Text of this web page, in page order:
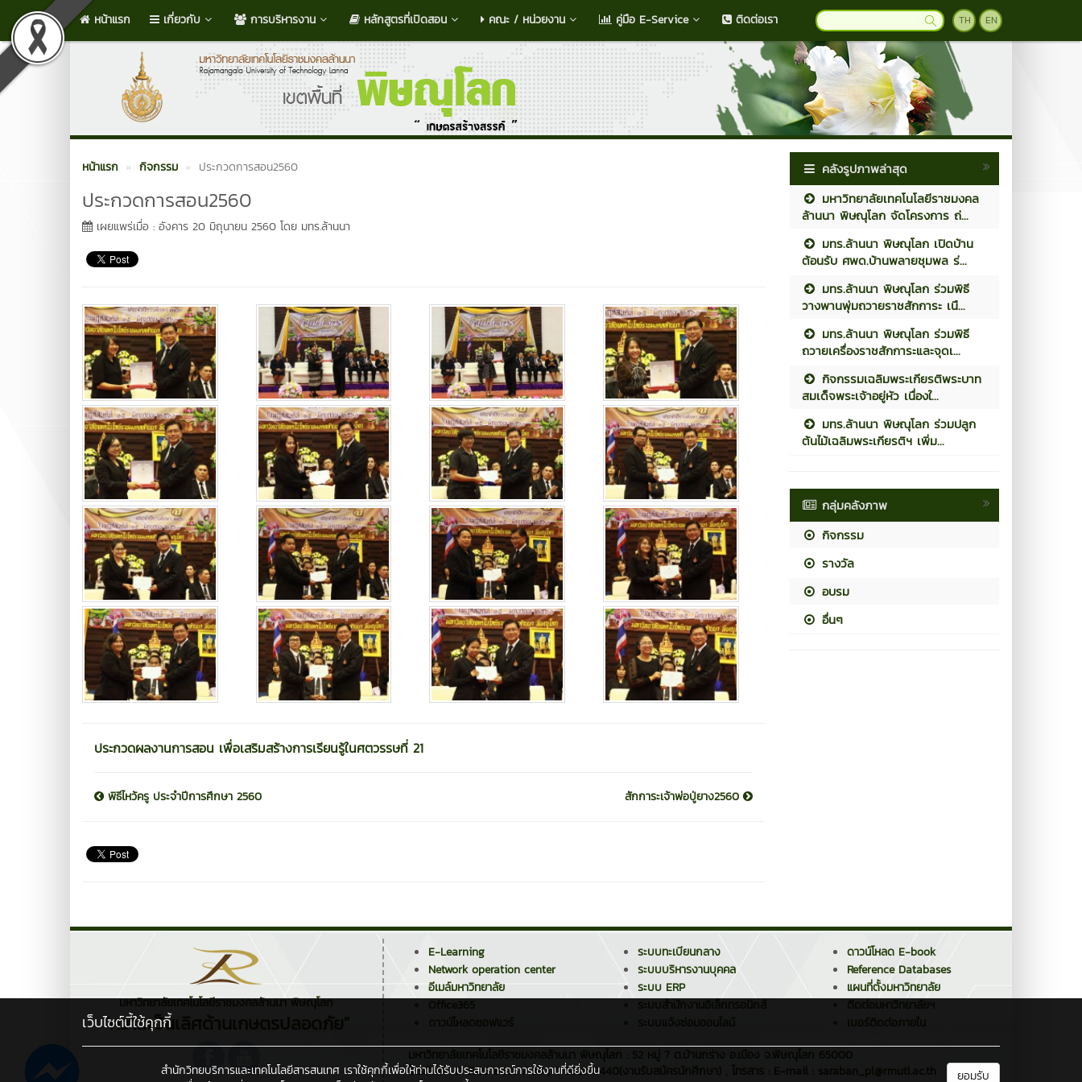
หน้าแรก เกี่ยวกับ การบริหารงาน หลักสูตรที่เปิดสอน คณะ / หน่วยงาน คู่มือ E-Service ติดต่อเรา TH EN
หน้าแรก กิจกรรม ประกวดการสอน2560
ประกวดการสอน2560
เผยแพร่เมื่อ : อังคาร 20 มิถุนายน 2560 โดย มทร.ล้านนา
ประกวดผลงานการสอน เพื่อเสริมสร้างการเรียนรู้ในศตวรรษที่ 21
พิธีไหว้ครู ประจำปีการศึกษา 2560 สักการะเจ้าพ่อปู่ยาง2560
คลังรูปภาพล่าสุด
มหาวิทยาลัยเทคโนโลยีราชมงคล
ล้านนา พิษณุโลก จัดโครงการ ถ่...
มทร.ล้านนา พิษณุโลก เปิดบ้าน
ต้อนรับ ศพด.บ้านพลายชุมพล ร่...
มทร.ล้านนา พิษณุโลก ร่วมพิธี
วางพานพุ่มถวายราชสักการะ เนื...
มทร.ล้านนา พิษณุโลก ร่วมพิธี
ถวายเครื่องราชสักการะและจุดเ...
กิจกรรมเฉลิมพระเกียรติพระบาท
สมเด็จพระเจ้าอยู่หัว เนื่องใ...
มทร.ล้านนา พิษณุโลก ร่วมปลูก
ต้นไม้เฉลิมพระเกียรติฯ เพิ่ม...
กลุ่มคลังภาพ
กิจกรรม
รางวัล
อบรม
อื่นๆ
มหาวิทยาลัยเทคโนโลยีราชมงคลล้านนา พิษณุโลก
"ความเป็นเลิศด้านเกษตรปลอดภัย"
E-Learning
Network operation center
อีเมล์มหาวิทยาลัย
ดาวน์โหลดซอฟแวร์
ระบบทะเบียนกลาง
ระบบบริหารงานบุคคล
ระบบ ERP
ระบบสำนักงานอิเล็กทรอนิกส์
ระบบแจ้งซ่อมออนไลน์
ดาวน์โหลด E-book
Reference Databases
แผนที่ตั้งมหาวิทยาลัย
ติดต่อมหาวิทยาลัยฯ
เบอร์ติดต่อภายใน
มหาวิทยาลัยเทคโนโลยีราชมงคลล้านนา พิษณุโลก : 52 หมู่ 7 ต.บ้านกร่าง อ.เมือง จ.พิษณุโลก 65000
โทรศัพท์ : 0 5529 8438 / 39 , 0 5529 8440(งานรับสมัครนักศึกษา) , โทรสาร : E-mail : saraban_pl@rmutl.ac.th
เว็บไซต์นี้ใช้คุกกี้
สำนักวิทยบริการและเทคโนโลยีสารสนเทศ เราใช้คุกกี้เพื่อให้ท่านได้รับประสบการณ์การใช้งานที่ดียิ่งขึ้น
ยอมรับ